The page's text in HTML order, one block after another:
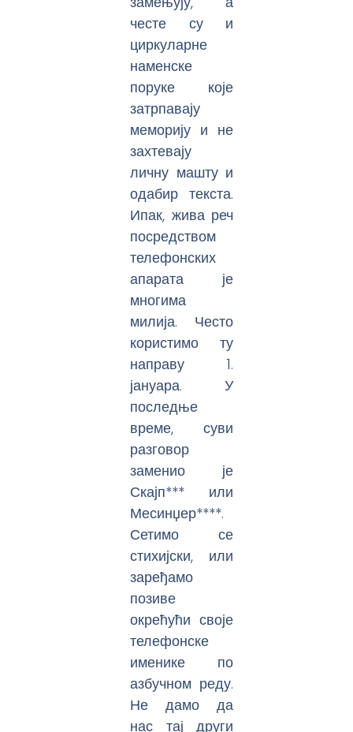
честе су и
циркуларне
наменске
поруке које
затрпавају
меморију и не
захтевају
личну машту и
одабир текста.
Ипак, жива реч
посредством
телефонских
апарата је
многима
милија. Често
користимо ту
направу 1.
јануара. У
последње
време, суви
разговор
заменио је
Скајп*** или
Месинџер****.
Сетимо се
стихијски, или
заређамо
позиве
окрећући своје
телефонске
именике по
азбучном реду.
Не дамо да
нас тај други